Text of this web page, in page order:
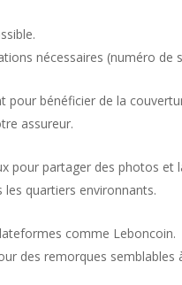
nécessaires (numéro de
pour bénéficier de la
assureur.
pour partager des photos et
quartiers environnants.
comme Leboncoin.
des remorques semblables